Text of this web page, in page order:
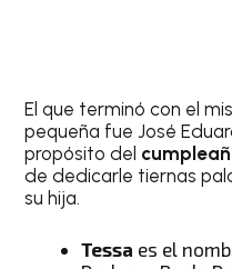
El que terminó con el
pequeña fue José
propósito del
de dedicarle tiernas
su hija.
Tessa es el